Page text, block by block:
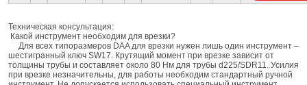
Техническая консультация:
Какой инструмент необходим для врезки?
Для всех типоразмеров DAA для врезки нужен лишь один инструмент –
шестигранный ключ SW17. Крутящий момент при врезке зависит от
толщины трубы и составляет около 80 Нм для трубы d225/SDR11. Усилия
при врезке незначительны, для работы необходим стандартный ручной